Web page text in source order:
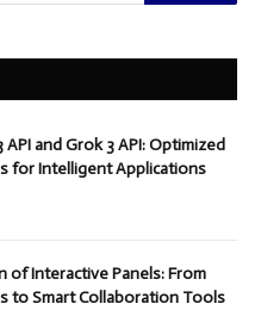
and Grok 3 API: Optimized
for Intelligent Applications
of Interactive Panels: From
to Smart Collaboration Tools